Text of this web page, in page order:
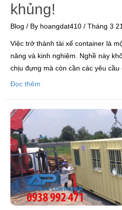
khủng!
Blog / By hoangdat410 /Tháng 3
Việc trở thành tài xế container là
năng và kinh nghiệm. Nghề này
chịu đựng mà còn cần các yêu
Đọc thêm